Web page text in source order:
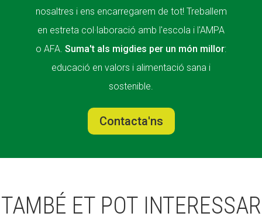
nosaltres i ens encarregarem de tot! Treballem
en estreta col·laboració amb l'escola i l'AMPA
o AFA. Suma't als migdies per un món millor:
educació en valors i alimentació sana i
sostenible.
Contacta'ns
TAMBÉ ET POT INTERESSAR